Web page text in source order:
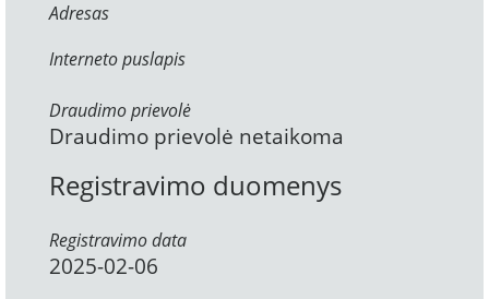
Adresas
Interneto puslapis
Draudimo prievolė
Draudimo prievolė netaikoma
Registravimo duomenys
Registravimo data
2025-02-06